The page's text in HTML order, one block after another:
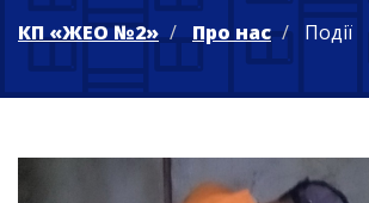
КП «ЖЕО №2» Про нас Події